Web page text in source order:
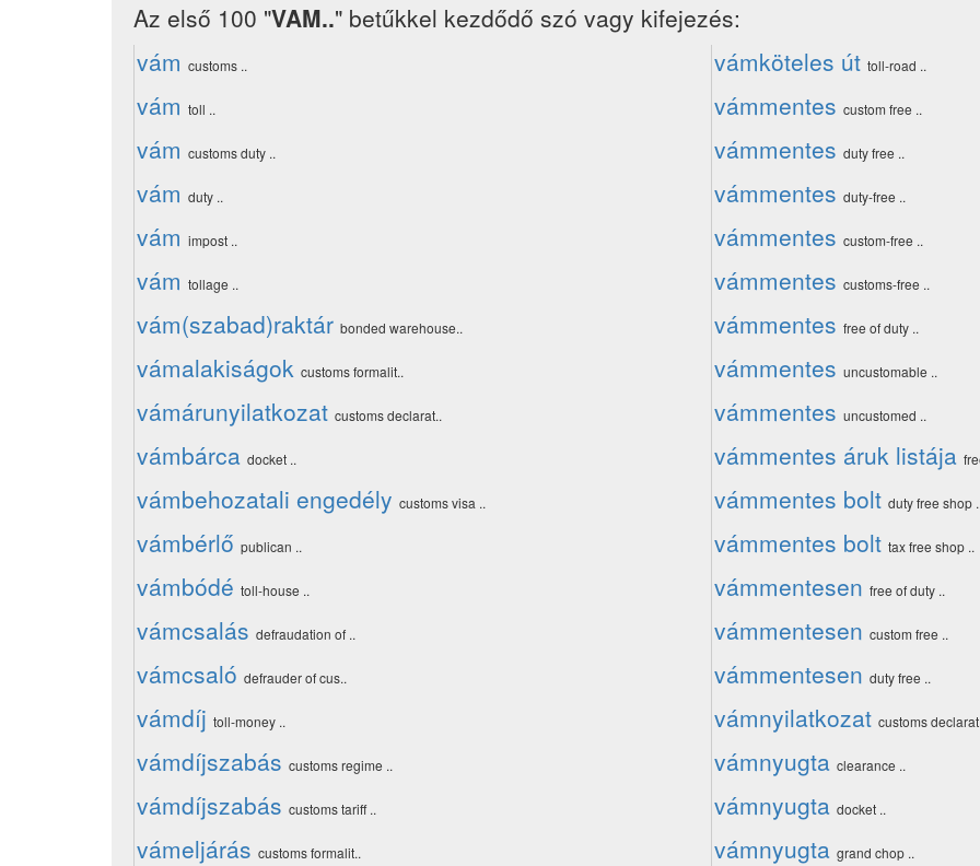
Az első 100 "VAM.." betűkkel kezdődő szó vagy kifejezés:
vám customs ..
vám toll ..
vám customs duty ..
vám duty ..
vám impost ..
vám tollage ..
vám(szabad)raktár bonded warehouse..
vámalakiságok customs formalit..
vámárunyilatkozat customs declarat..
vámbárca docket ..
vámbehozatali engedély customs visa ..
vámbérlő publican ..
vámbódé toll-house ..
vámcsalás defraudation of ..
vámcsaló defrauder of cus..
vámdíj toll-money ..
vámdíjszabás customs regime ..
vámdíjszabás customs tariff ..
vámeljárás customs formalit..
vámköteles út toll-road ..
vámmentes custom free ..
vámmentes duty free ..
vámmentes duty-free ..
vámmentes custom-free ..
vámmentes customs-free ..
vámmentes free of duty ..
vámmentes uncustomable ..
vámmentes uncustomed ..
vámmentes áruk listája
vámmentes bolt duty free shop ..
vámmentes bolt tax free shop ..
vámmentesen free of duty ..
vámmentesen custom free ..
vámmentesen duty free ..
vámnyilatkozat customs
vámnyugta clearance ..
vámnyugta docket ..
vámnyugta grand chop ..